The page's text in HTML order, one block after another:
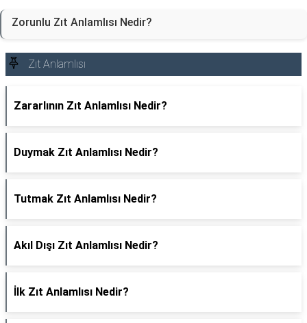
Zorunlu Zıt Anlamlısı Nedir?
Zıt Anlamlısı
Zararlının Zıt Anlamlısı Nedir?
Duymak Zıt Anlamlısı Nedir?
Tutmak Zıt Anlamlısı Nedir?
Akıl Dışı Zıt Anlamlısı Nedir?
İlk Zıt Anlamlısı Nedir?